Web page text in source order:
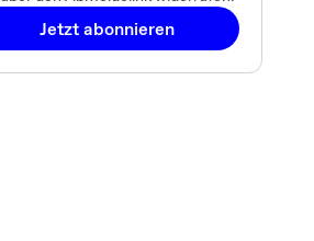
Jetzt abonnieren